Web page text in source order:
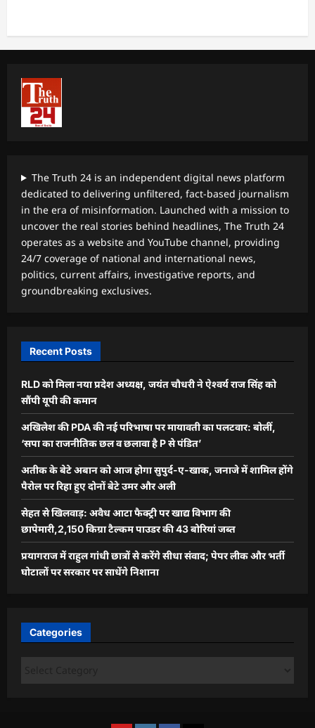
The Truth 24 is an independent digital news platform
dedicated to delivering unfiltered, fact-based journalism
in the era of misinformation. Launched with a mission to
uncover the real stories behind headlines, The Truth 24
operates as a website and YouTube channel, providing
24/7 coverage of national and international news,
politics, current affairs, investigative reports, and
groundbreaking exclusives.
Recent Posts
RLD को मिला नया प्रदेश अध्यक्ष, जयंत चौधरी ने ऐश्वर्य राज सिंह को
सौंपी यूपी की कमान
अखिलेश की PDA की नई परिभाषा पर मायावती का पलटवार: बोलीं,
‘सपा का राजनीतिक छल व छलावा है P से पंडित’
अतीक के बेटे अबान को आज होगा सुपुर्द-ए-खाक, जनाजे में शामिल होंगे
पैरोल पर रिहा हुए दोनों बेटे उमर और अली
सेहत से खिलवाड़: अवैध आटा फैक्ट्री पर खाद्य विभाग की
छापेमारी,2,150 किग्रा टैल्कम पाउडर की 43 बोरियां जब्त
प्रयागराज में राहुल गांधी छात्रों से करेंगे सीधा संवाद; पेपर लीक और भर्ती
घोटालों पर सरकार पर साधेंगे निशाना
Categories